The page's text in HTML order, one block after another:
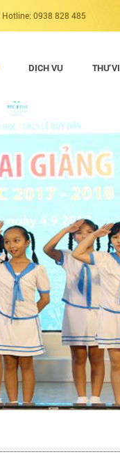
Hotline: 0938 828 485
DỊCH VỤ THƯ